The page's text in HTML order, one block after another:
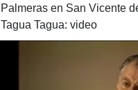
Palmeras en San Vicente
Tagua Tagua: video